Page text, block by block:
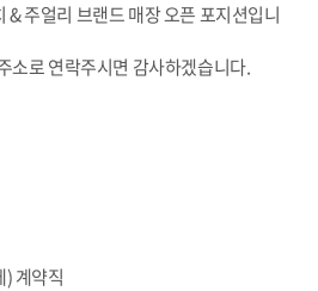
& 주얼리 브랜드 매장 오픈 포지션입니
소로 연락주시면 감사하겠습니다.
계약직